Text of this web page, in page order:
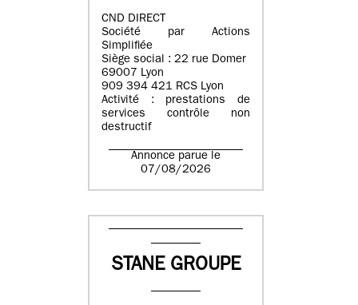
CND DIRECT
Société par Actions
Simplifiée
Siège social : 22 rue Domer
69007 Lyon
909 394 421 RCS Lyon
Activité : prestations de
services contrôle non
destructif
Annonce parue le
07/08/2026
STANE GROUPE